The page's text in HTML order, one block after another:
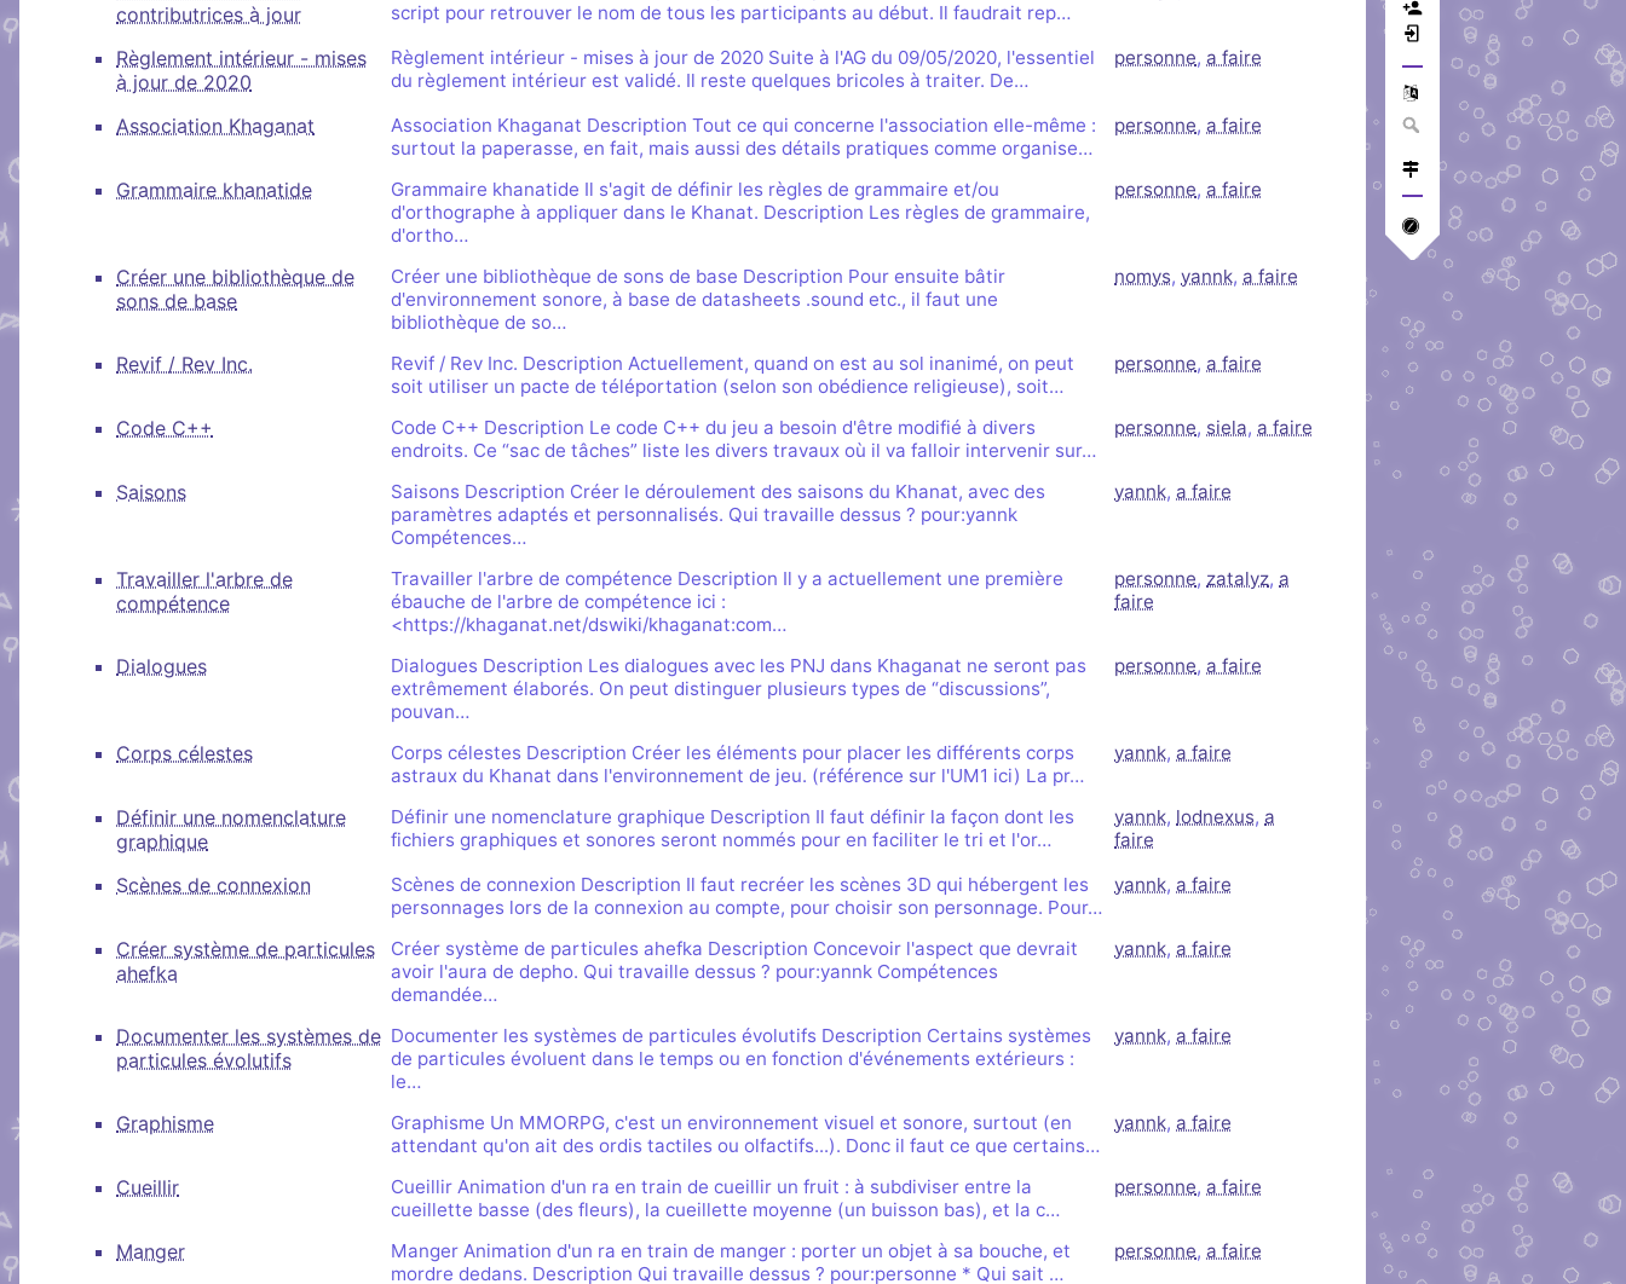
peut s'inscrire, mais limité à 100Mo par
Salon audio et vidéo, accessible sans
compte, via le navigateur. Allumez vos
micro ! /!\ Ce n'est pas notre outil
Vous cherchez des goodies avec nos
visuels ? Vous pouvez les retrouver sur
quelques boutiques en ligne, et sur nos
Nous soutenir
Notre projet vit grâce aux dons, en
nature, en temps ou en argent. Découvrez
comment nous aider, afin que nous
puissions aller encore plus loin !
contributrices à jour
script pour retrouver le nom de tous les participants au début. Il faudrait rep…
Règlement intérieur - mises
à jour de 2020
Règlement intérieur - mises à jour de 2020 Suite à l'AG du 09/05/2020, l'essentiel
du règlement intérieur est validé. Il reste quelques bricoles à traiter. De…
personne, a faire
Association Khaganat
Association Khaganat Description Tout ce qui concerne l'association elle-même :
surtout la paperasse, en fait, mais aussi des détails pratiques comme organise…
personne, a faire
Grammaire khanatide
Grammaire khanatide Il s'agit de définir les règles de grammaire et/ou
d'orthographe à appliquer dans le Khanat. Description Les règles de grammaire,
d'ortho…
personne, a faire
Créer une bibliothèque de
sons de base
Créer une bibliothèque de sons de base Description Pour ensuite bâtir
d'environnement sonore, à base de datasheets .sound etc., il faut une
bibliothèque de so…
nomys, yannk, a faire
Revif / Rev Inc.
Revif / Rev Inc. Description Actuellement, quand on est au sol inanimé, on peut
soit utiliser un pacte de téléportation (selon son obédience religieuse), soit…
personne, a faire
Code C++
Code C++ Description Le code C++ du jeu a besoin d'être modifié à divers
endroits. Ce “sac de tâches” liste les divers travaux où il va falloir intervenir sur…
personne, siela, a faire
Saisons
Saisons Description Créer le déroulement des saisons du Khanat, avec des
paramètres adaptés et personnalisés. Qui travaille dessus ? pour:yannk
Compétences…
yannk, a faire
Travailler l'arbre de
compétence
Travailler l'arbre de compétence Description Il y a actuellement une première
ébauche de l'arbre de compétence ici :
<https://khaganat.net/dswiki/khaganat:com…
personne, zatalyz, a
faire
Dialogues
Dialogues Description Les dialogues avec les PNJ dans Khaganat ne seront pas
extrêmement élaborés. On peut distinguer plusieurs types de “discussions”,
pouvan…
personne, a faire
Corps célestes
Corps célestes Description Créer les éléments pour placer les différents corps
astraux du Khanat dans l'environnement de jeu. (référence sur l'UM1 ici) La pr…
yannk, a faire
Définir une nomenclature
graphique
Définir une nomenclature graphique Description Il faut définir la façon dont les
fichiers graphiques et sonores seront nommés pour en faciliter le tri et l'or…
yannk, lodnexus, a
faire
Scènes de connexion
Scènes de connexion Description Il faut recréer les scènes 3D qui hébergent les
personnages lors de la connexion au compte, pour choisir son personnage. Pour…
yannk, a faire
Créer système de particules
ahefka
Créer système de particules ahefka Description Concevoir l'aspect que devrait
avoir l'aura de depho. Qui travaille dessus ? pour:yannk Compétences
demandée…
yannk, a faire
Documenter les systèmes de
particules évolutifs
Documenter les systèmes de particules évolutifs Description Certains systèmes
de particules évoluent dans le temps ou en fonction d'événements extérieurs :
le…
yannk, a faire
Graphisme
Graphisme Un MMORPG, c'est un environnement visuel et sonore, surtout (en
attendant qu'on ait des ordis tactiles ou olfactifs...). Donc il faut ce que certains…
yannk, a faire
Cueillir
Cueillir Animation d'un ra en train de cueillir un fruit : à subdiviser entre la
cueillette basse (des fleurs), la cueillette moyenne (un buisson bas), et la c…
personne, a faire
Manger
Manger Animation d'un ra en train de manger : porter un objet à sa bouche, et
mordre dedans. Description Qui travaille dessus ? pour:personne * Qui sait …
personne, a faire